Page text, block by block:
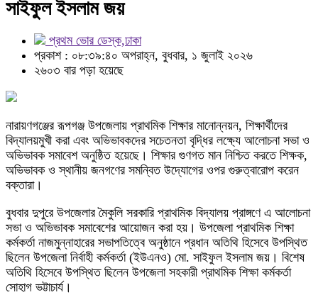
সাইফুল ইসলাম জয়
প্রথম ভোর ডেস্ক,ঢাকা
প্রকাশ : ০৮:৩৯:৪০ অপরাহ্ন, বুধবার, ১ জুলাই ২০২৬
২৬০৩ বার পড়া হয়েছে
নারায়ণগঞ্জের রূপগঞ্জ উপজেলায় প্রাথমিক শিক্ষার মানোন্নয়ন, শিক্ষার্থীদের
বিদ্যালয়মুখী করা এবং অভিভাবকদের সচেতনতা বৃদ্ধির লক্ষ্যে আলোচনা সভা ও
অভিভাবক সমাবেশ অনুষ্ঠিত হয়েছে। শিক্ষার গুণগত মান নিশ্চিত করতে শিক্ষক,
অভিভাবক ও স্থানীয় জনগণের সমন্বিত উদ্যোগের ওপর গুরুত্বারোপ করেন
বক্তারা।
বুধবার দুপুরে উপজেলার মৈকুলি সরকারি প্রাথমিক বিদ্যালয় প্রাঙ্গণে এ আলোচনা
সভা ও অভিভাবক সমাবেশের আয়োজন করা হয়। উপজেলা প্রাথমিক শিক্ষা
কর্মকর্তা নাজমুন্নাহারের সভাপতিত্বে অনুষ্ঠানে প্রধান অতিথি হিসেবে উপস্থিত
ছিলেন উপজেলা নির্বাহী কর্মকর্তা (ইউএনও) মো. সাইফুল ইসলাম জয়। বিশেষ
অতিথি হিসেবে উপস্থিত ছিলেন উপজেলা সহকারী প্রাথমিক শিক্ষা কর্মকর্তা
সোহাগ ভট্টাচার্য।